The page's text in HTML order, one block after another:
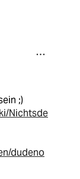
;)
Nichtsde
dudeno